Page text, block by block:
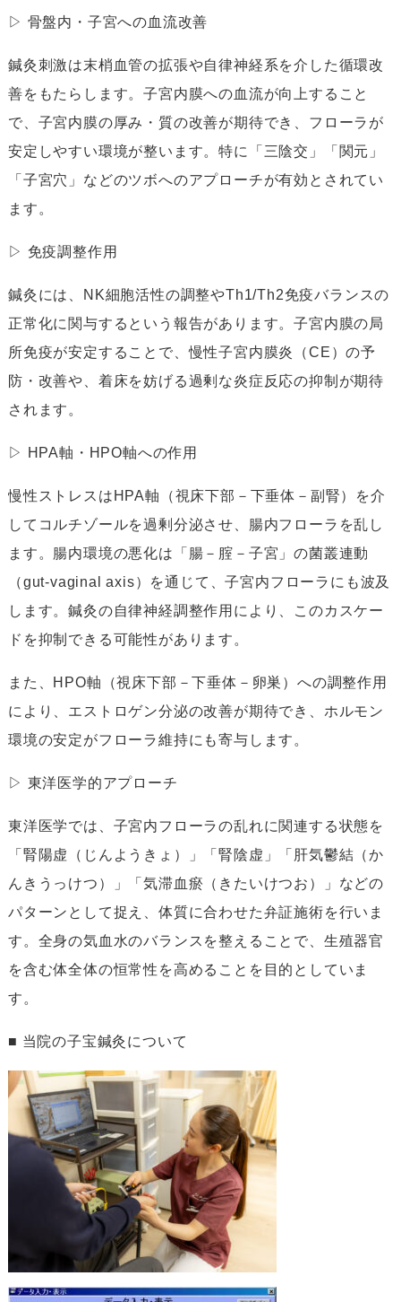
▷ 骨盤内・子宮への血流改善
鍼灸刺激は末梢血管の拡張や自律神経系を介した循環改
善をもたらします。子宮内膜への血流が向上すること
で、子宮内膜の厚み・質の改善が期待でき、フローラが
安定しやすい環境が整います。特に「三陰交」「関元」
「子宮穴」などのツボへのアプローチが有効とされてい
ます。
▷ 免疫調整作用
鍼灸には、NK細胞活性の調整やTh1/Th2免疫バランスの
正常化に関与するという報告があります。子宮内膜の局
所免疫が安定することで、慢性子宮内膜炎（CE）の予
防・改善や、着床を妨げる過剰な炎症反応の抑制が期待
されます。
▷ HPA軸・HPO軸への作用
慢性ストレスはHPA軸（視床下部－下垂体－副腎）を介
してコルチゾールを過剰分泌させ、腸内フローラを乱し
ます。腸内環境の悪化は「腸－腟－子宮」の菌叢連動
（gut-vaginal axis）を通じて、子宮内フローラにも波及
します。鍼灸の自律神経調整作用により、このカスケー
ドを抑制できる可能性があります。
また、HPO軸（視床下部－下垂体－卵巣）への調整作用
により、エストロゲン分泌の改善が期待でき、ホルモン
環境の安定がフローラ維持にも寄与します。
▷ 東洋医学的アプローチ
東洋医学では、子宮内フローラの乱れに関連する状態を
「腎陽虚（じんようきょ）」「腎陰虚」「肝気鬱結（か
んきうっけつ）」「気滞血瘀（きたいけつお）」などの
パターンとして捉え、体質に合わせた弁証施術を行いま
す。全身の気血水のバランスを整えることで、生殖器官
を含む体全体の恒常性を高めることを目的としていま
す。
■ 当院の子宝鍼灸について